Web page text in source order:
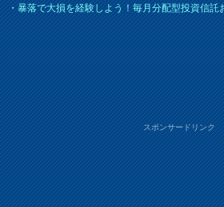
・暴落で大損を経験しよう！毎月分配型投資信託
スポンサードリンク